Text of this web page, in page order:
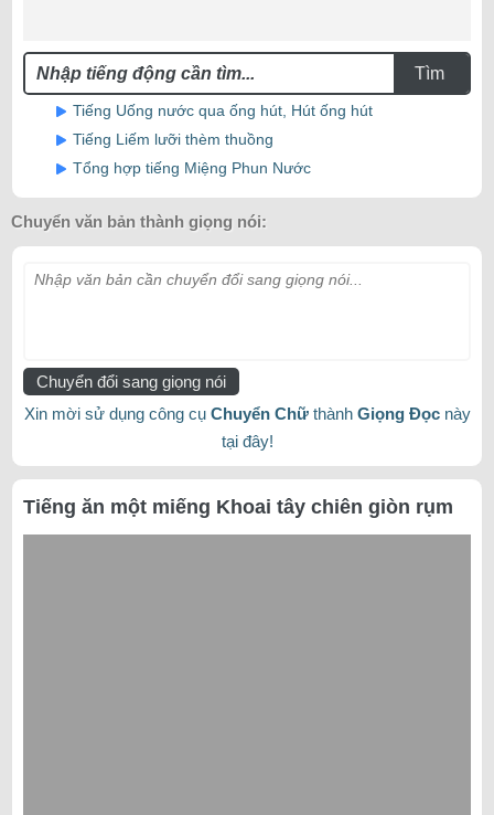
Tìm
Tiếng Uống nước qua ống hút, Hút ống hút
Tiếng Liếm lưỡi thèm thuồng
Tổng hợp tiếng Miệng Phun Nước
Chuyển văn bản thành giọng nói:
Nhập văn bản cần chuyển đổi sang giọng nói...
Chuyển đổi sang giọng nói
Xin mời sử dụng công cụ Chuyển Chữthành Giọng Đọcnày
tại đây!
Tiếng ăn một miếng Khoai tây chiên giòn rụm